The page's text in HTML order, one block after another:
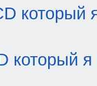
который
который я